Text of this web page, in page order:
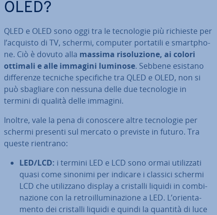
OLED?
QLED e OLED sono oggi tra le tec­no­lo­gie più richieste per
l’acquisto di TV, schermi, computer portatili e smart­pho­
ne. Ciò è dovuto alla massima ri­so­lu­zio­ne, ai colori
ottimali e alle immagini luminose. Sebbene esistano
dif­fe­ren­ze tecniche spe­ci­fi­che tra QLED e OLED, non si
può sbagliare con nessuna delle due tec­no­lo­gie in
termini di qualità delle immagini.
Inoltre, vale la pena di conoscere altre tec­no­lo­gie per
schermi presenti sul mercato o previste in futuro. Tra
queste rientrano:
LED/LCD: i termini LED e LCD sono ormai uti­liz­za­ti
quasi come sinonimi per indicare i classici schermi
LCD che uti­liz­za­no display a cristalli liquidi in com­bi­
na­zio­ne con la re­troil­lu­mi­na­zio­ne a LED. L’orien­ta­
men­to dei cristalli liquidi e quindi la quantità di luce